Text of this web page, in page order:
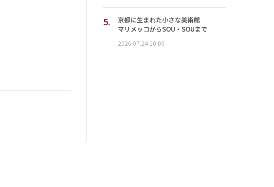
5.
京都に生まれた小さな美術館
マリメッコからSOU・SOUまで
2026.07.24 10:00